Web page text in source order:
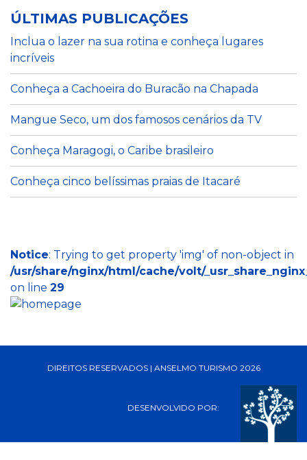
ÚLTIMAS PUBLICAÇÕES
Inclua o lazer na sua rotina e conheça lugares
incríveis
Conheça a Cachoeira do Buracão na Chapada
Mangue Seco, um dos famosos cenários da TV
Conheça Maragogi, o Caribe brasileiro
Conheça cinco belíssimas praias de Itacaré
Notice: Trying to get property 'img' of non-object in
/usr/share/nginx/html/cache/volt/
on line 29
DIREITOS RESERVADOS | ANSELMO TURISMO 2026
DESENVOLVIDO POR: